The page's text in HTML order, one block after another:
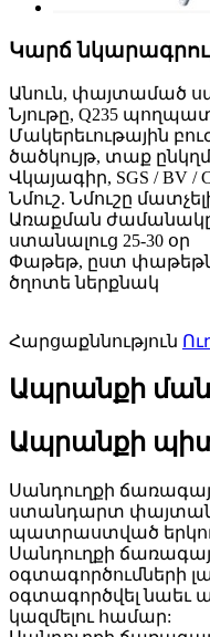
Կարճ
Անուն, փայտամած
Նյութը, Q235
Մակերեւութային
ծածկույթ, տաք
Վկայագիր, SGS / BV /
Նմուշ. Նմուշը
Առաքման
ստանալուց 25-30 օր
Փաթեթ, ըստ
ծղոտե ներքնակ
Հարցաքննություն
Ապրանքի
Ապրանքի
Սանդուղքի
ստանդարտ
պատրաստված
Սանդուղքի
օգտագործումների
օգտագործվել նաեւ
կազմելու համար: